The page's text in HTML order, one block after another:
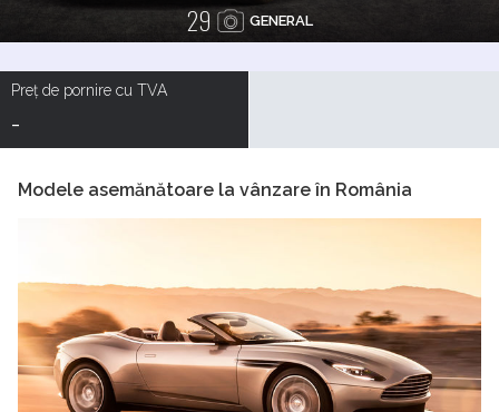
29 GENERAL
Preț de pornire cu TVA
-
Modele asemănătoare la vânzare în România